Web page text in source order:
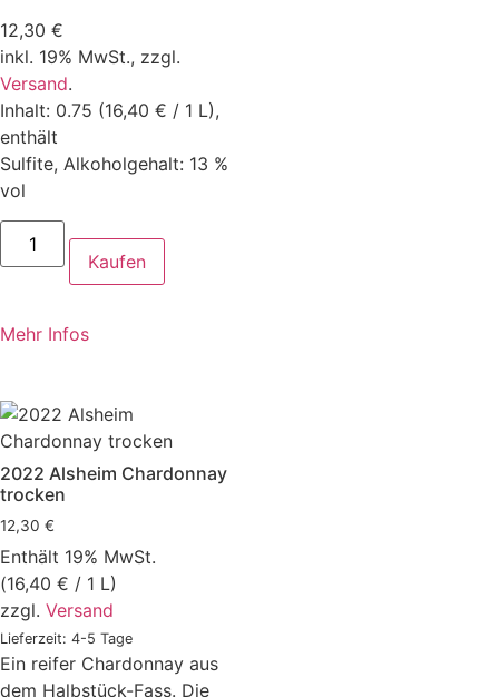
12,30 €
inkl. 19% MwSt., zzgl.
Versand.
Inhalt: 0.75 (16,40 € / 1 L),
enthält
Sulfite, Alkoholgehalt: 13 %
vol
Kaufen
Mehr Infos
2022 Alsheim Chardonnay
trocken
12,30 €
Enthält 19% MwSt.
(16,40 € / 1 L)
zzgl. Versand
Lieferzeit: 4-5 Tage
Ein reifer Chardonnay aus
dem Halbstück-Fass. Die